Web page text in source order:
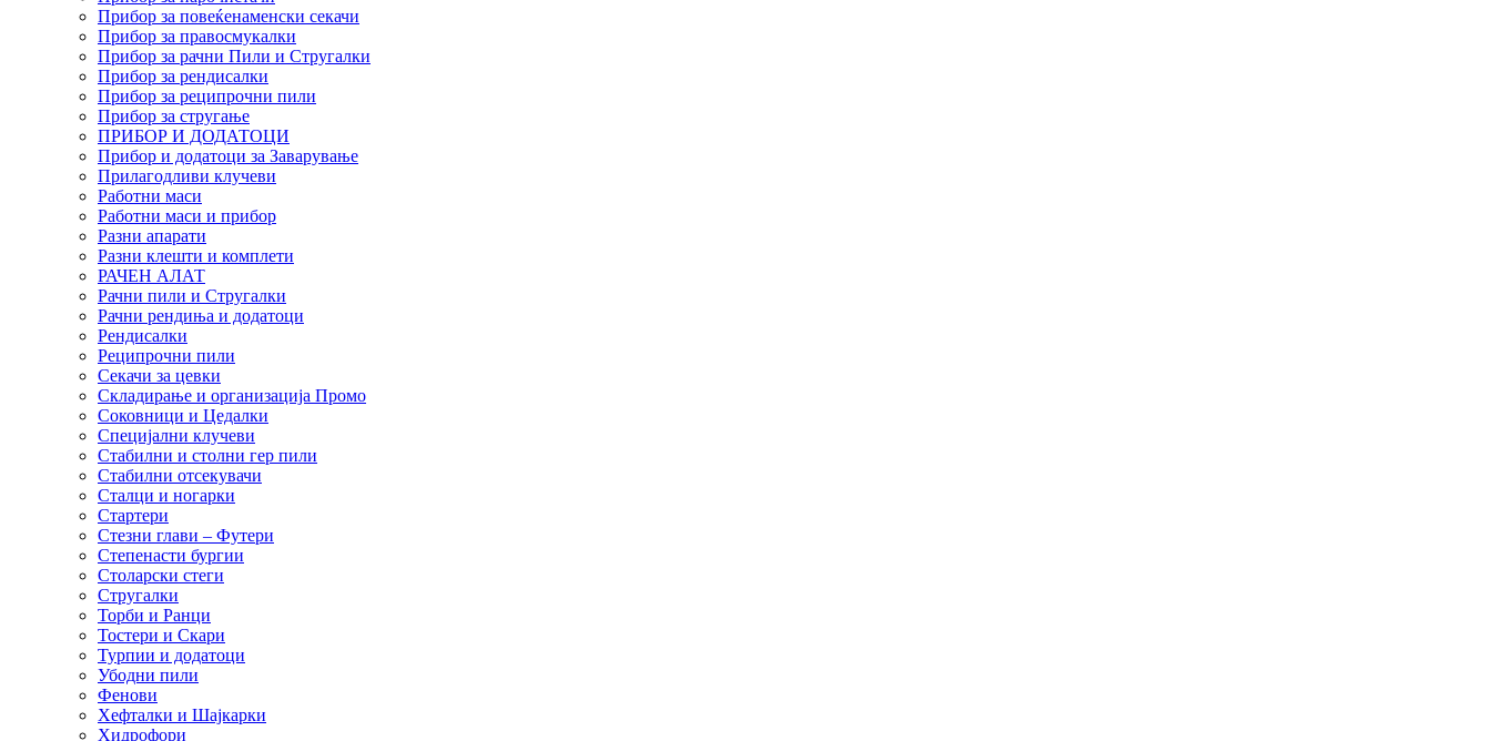
Прибор за повеќенаменски секачи
Прибор за правосмукалки
Прибор за рачни Пили и Стругалки
Прибор за рендисалки
Прибор за реципрочни пили
Прибор за стругање
ПРИБОР И ДОДАТОЦИ
Прибор и додатоци за Заварување
Прилагодливи клучеви
Работни маси
Работни маси и прибор
Разни апарати
Разни клешти и комплети
РАЧЕН АЛАТ
Рачни пили и Стругалки
Рачни рендиња и додатоци
Рендисалки
Реципрочни пили
Секачи за цевки
Складирање и организација Промо
Соковници и Цедалки
Специјални клучеви
Стабилни и столни гер пили
Стабилни отсекувачи
Сталци и ногарки
Стартери
Стезни глави – Футери
Степенасти бургии
Столарски стеги
Стругалки
Торби и Ранци
Тостери и Скари
Турпии и додатоци
Убодни пили
Фенови
Хефталки и Шајкарки
Хидрофори